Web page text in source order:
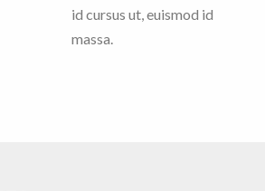
id cursus ut, euismod id
massa.